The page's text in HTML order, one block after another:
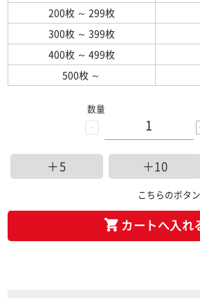
200枚 ～ 299枚
300枚 ～ 399枚
400枚 ～ 499枚
500枚 ～
-
数量
＋5 ＋10
こちらのボタ
カートへ入れ